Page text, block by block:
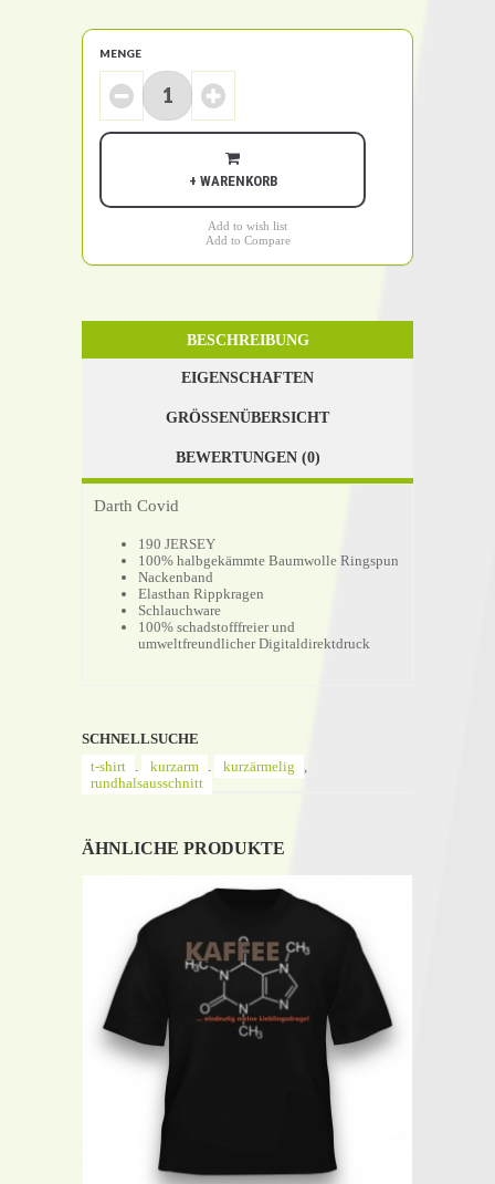
MENGE
+ WARENKORB
Add to wish list
Add to Compare
BESCHREIBUNG
EIGENSCHAFTEN
GRÖSSENÜBERSICHT
BEWERTUNGEN (0)
Darth Covid
190 JERSEY
100% halbgekämmte Baumwolle Ringspun
Nackenband
Elasthan Rippkragen
Schlauchware
100% schadstofffreier und
umweltfreundlicher Digitaldirektdruck
SCHNELLSUCHE
t-shirt
kurzarm kurzärmelig
rundhalsausschnitt
ÄHNLICHE PRODUKTE